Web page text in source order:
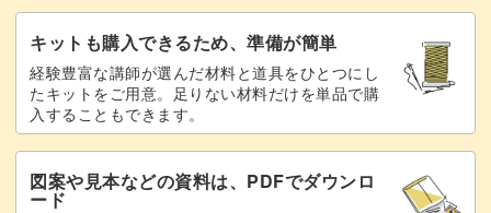
キットも購入できるため、準備が簡単
経験豊富な講師が選んだ材料と道具をひとつにし
たキットをご用意。足りない材料だけを単品で購
入することもできます。
図案や見本などの資料は、PDFでダウンロ
ード